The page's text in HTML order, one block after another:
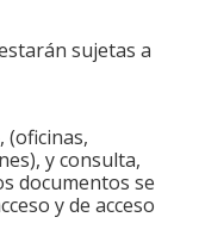
sujetas a
(oficinas,
y consulta,
documentos se
y de acceso